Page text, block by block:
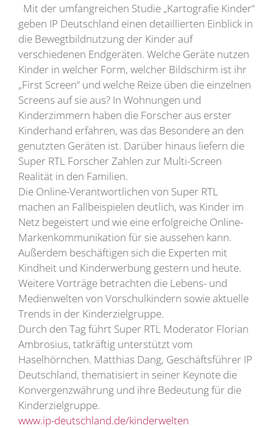
Mit der umfangreichen Studie „Kartografie Kinder“
geben IP Deutschland einen detaillierten Einblick in
die Bewegtbildnutzung der Kinder auf
verschiedenen Endgeräten. Welche Geräte nutzen
Kinder in welcher Form, welcher Bildschirm ist ihr
„First Screen“ und welche Reize üben die einzelnen
Screens auf sie aus? In Wohnungen und
Kinderzimmern haben die Forscher aus erster
Kinderhand erfahren, was das Besondere an den
genutzten Geräten ist. Darüber hinaus liefern die
Super RTL Forscher Zahlen zur Multi-Screen
Realität in den Familien.
Die Online-Verantwortlichen von Super RTL
machen an Fallbeispielen deutlich, was Kinder im
Netz begeistert und wie eine erfolgreiche Online-
Markenkommunikation für sie aussehen kann.
Außerdem beschäftigen sich die Experten mit
Kindheit und Kinderwerbung gestern und heute.
Weitere Vorträge betrachten die Lebens- und
Medienwelten von Vorschulkindern sowie aktuelle
Trends in der Kinderzielgruppe.
Durch den Tag führt Super RTL Moderator Florian
Ambrosius, tatkräftig unterstützt vom
Haselhörnchen. Matthias Dang, Geschäftsführer IP
Deutschland, thematisiert in seiner Keynote die
Konvergenzwährung und ihre Bedeutung für die
Kinderzielgruppe.
www.ip-deutschland.de/kinderwelten